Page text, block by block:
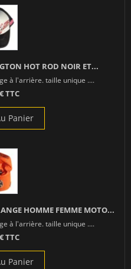
HOT ROD NOIR ET...
à l'arrière. taille unique ....
TTC
Panier
HOMME FEMME MOTO...
à l'arrière. taille unique ....
TTC
Panier